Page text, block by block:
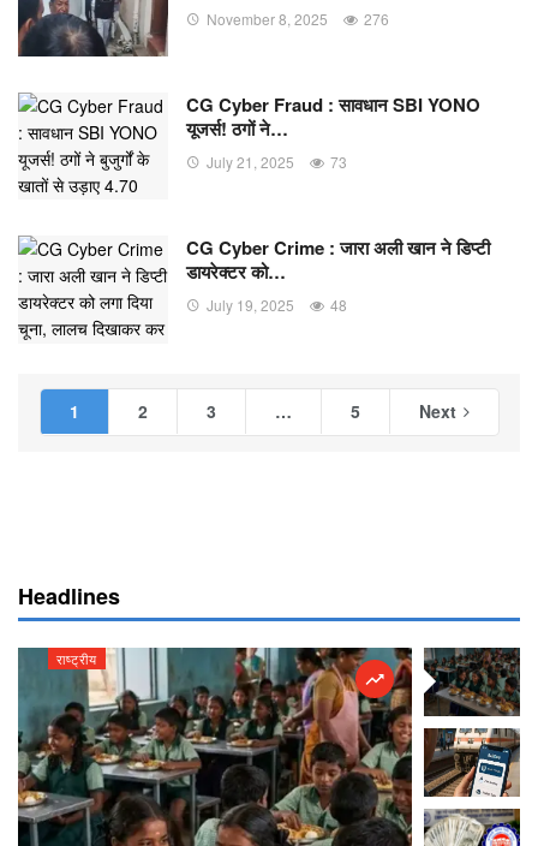
November 8, 2025 276
CG Cyber Fraud : सावधान SBI YONO
यूजर्स! ठगों ने…
July 21, 2025 73
CG Cyber Crime : जारा अली खान ने डिप्टी
डायरेक्टर को…
July 19, 2025 48
1 2 3 … 5 Next
Headlines
राष्ट्रीय राष्ट्रीय